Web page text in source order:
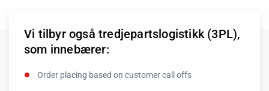
Vi tilbyr også tredjepartslogistikk (3PL),
som innebærer:
Order placing based on customer call offs